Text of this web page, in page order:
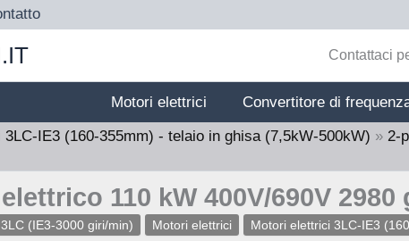
Contattaci
Motori elettrici Convertitore di
IE3 (160-355mm) - telaio in ghisa (7,5kW-500kW) » 2-
110 kW 400V/690V
(IE3-3000 giri/min) Motori elettrici Motori elettrici 3LC-IE3